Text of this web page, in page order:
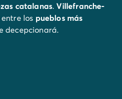
catalanas.Villefranche-
los pueblos más
decepcionará.